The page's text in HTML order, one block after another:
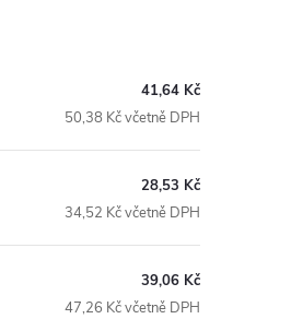
41,64 Kč
50,38 Kč včetně DPH
28,53 Kč
34,52 Kč včetně DPH
39,06 Kč
47,26 Kč včetně DPH